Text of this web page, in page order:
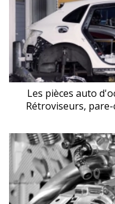
Les pièces auto
Rétroviseurs,